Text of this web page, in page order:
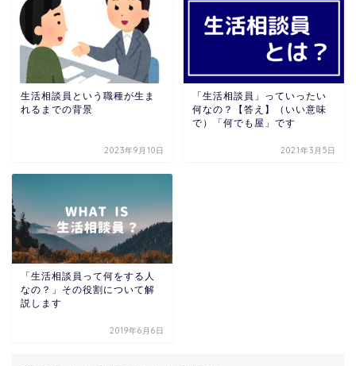
生活相談員という職種が生ま
れるまでの背景
2023年9月10日
「生活相談員」っていったい
何なの？【答え】（いい意味
で）「何でも屋」です
2021年3月5日
「生活相談員って何をする人
なの？」その役割について解
説します
2019年6月6日